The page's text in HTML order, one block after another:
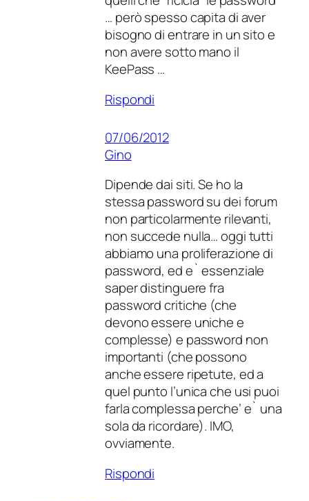
… però spesso capita di aver
bisogno di entrare in un sito e
non avere sotto mano il
KeePass …
Rispondi
07/06/2012
Gino
Dipende dai siti. Se ho la
stessa password su dei forum
non particolarmente rilevanti,
non succede nulla… oggi tutti
abbiamo una proliferazione di
password, ed e` essenziale
saper distinguere fra
password critiche (che
devono essere uniche e
complesse) e password non
importanti (che possono
anche essere ripetute, ed a
quel punto l’unica che usi puoi
farla complessa perche’ e` una
sola da ricordare). IMO,
ovviamente.
Rispondi